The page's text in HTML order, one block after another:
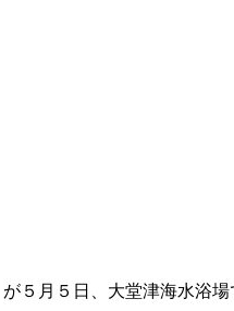
５月５日、大堂津海水